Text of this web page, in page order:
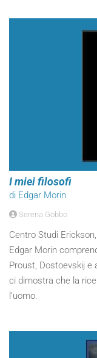
I miei filosofi
di Edgar Morin
Serena Gobbo
Centro Studi
Edgar Morin
Proust, Dostoevskij e
ci dimostra che la
l’uomo.